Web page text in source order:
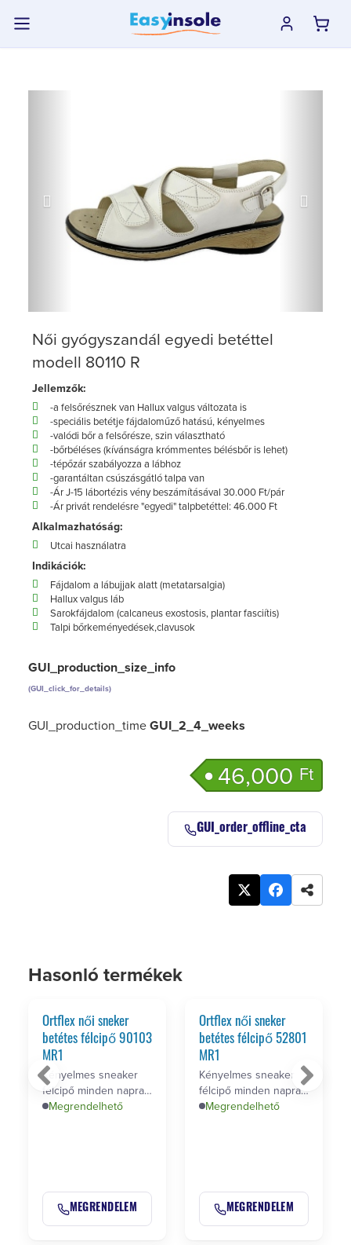
Női gyógyszandál egyedi betéttel
modell 80110 R
Jellemzők:
-a felsőrésznek van Hallux valgus változata is
-speciális betétje fájdaloműző hatású, kényelmes
-valódi bőr a felsőrésze, szin választható
-bőrbéléses (kívánságra krómmentes bélésbőr is lehet)
-tépőzár szabályozza a lábhoz
-garantáltan csúszásgátló talpa van
-Ár J-15 lábortézis vény beszámításával 30.000 Ft/pár
-Ár privát rendelésre "egyedi" talpbetéttel: 46.000 Ft
Alkalmazhatóság:
Utcai használatra
Indikációk:
Fájdalom a lábujjak alatt (metatarsalgia)
Hallux valgus láb
Sarokfájdalom (calcaneus exostosis, plantar fasciítis)
Talpi bőrkeményedések,clavusok
GUI_production_size_info
(GUI_click_for_details)
GUI_production_timeGUI_2_4_weeks
46,000 Ft
GUI_order_offline_cta
Hasonló termékek
Ortflex női sneker
betétes félcipő 90103
MR1
Kényelmes sneaker
félcipő minden napra,
egyéni méretre, privát
Megrendelhető
MEGRENDELEM
Ortflex női sneker
betétes félcipő 52801
MR1
Kényelmes sneaker
félcipő minden napra,
egyéni méretre, privát
Megrendelhető
MEGRENDELEM